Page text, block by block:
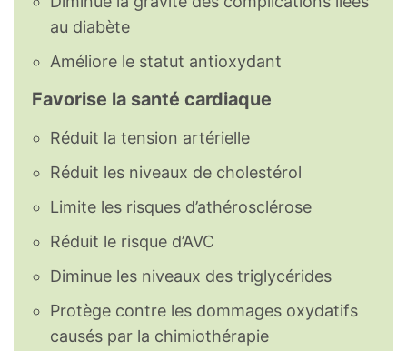
au diabète
Améliore le statut antioxydant
Favorise la santé cardiaque
Réduit la tension artérielle
Réduit les niveaux de cholestérol
Limite les risques d’athérosclérose
Réduit le risque d’AVC
Diminue les niveaux des triglycérides
Protège contre les dommages oxydatifs
causés par la chimiothérapie